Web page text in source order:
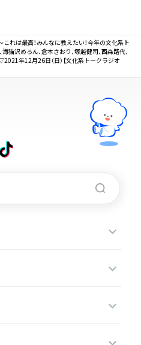
これは最高！みんなに教えたい！今年の文化系ト
猫沢めろん、倉本さおり、塚越健司、西森路代、
年12月26日（日）【文化系トークラジオ